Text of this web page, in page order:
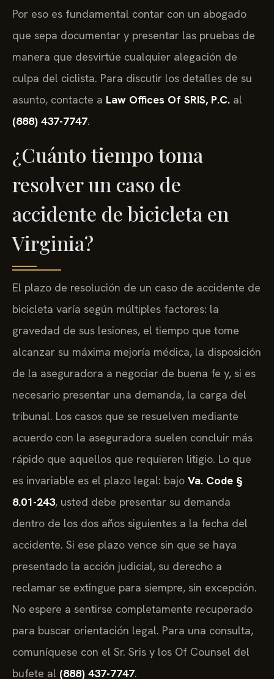
Por eso es fundamental contar con un abogado
que sepa documentar y presentar las pruebas de
manera que desvirtúe cualquier alegación de
culpa del ciclista. Para discutir los detalles de su
asunto, contacte a Law Offices Of SRIS, P.C. al
(888) 437-7747.
¿Cuánto tiempo toma
resolver un caso de
accidente de bicicleta en
Virginia?
El plazo de resolución de un caso de accidente de
bicicleta varía según múltiples factores: la
gravedad de sus lesiones, el tiempo que tome
alcanzar su máxima mejoría médica, la disposición
de la aseguradora a negociar de buena fe y, si es
necesario presentar una demanda, la carga del
tribunal. Los casos que se resuelven mediante
acuerdo con la aseguradora suelen concluir más
rápido que aquellos que requieren litigio. Lo que
es invariable es el plazo legal: bajo Va. Code §
8.01-243, usted debe presentar su demanda
dentro de los dos años siguientes a la fecha del
accidente. Si ese plazo vence sin que se haya
presentado la acción judicial, su derecho a
reclamar se extingue para siempre, sin excepción.
No espere a sentirse completamente recuperado
para buscar orientación legal. Para una consulta,
comuníquese con el Sr. Sris y los Of Counsel del
bufete al (888) 437-7747.